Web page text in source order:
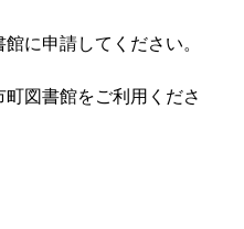
に申請してください。
図書館をご利用くださ